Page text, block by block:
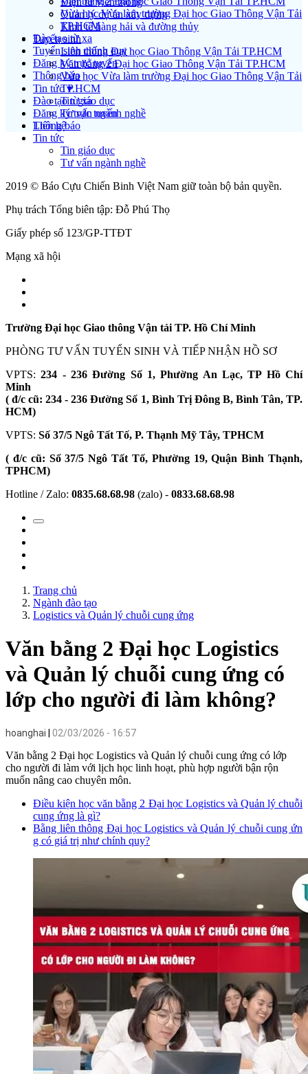
Vừa học Vừa làm trường Đại học Giao Thông Vận Tải
TP.HCM
Đào tạo từ xa
Tuyển sinh chính quy
Đăng ký trực tuyến
Thông báo
Tin tức ▾
Tin giáo dục
Tư vấn ngành nghề
Liên hệ
Quản lý dự án xây dựng
Kinh tế hàng hải và đường thủy
Tuyển sinh
Liên thông Đại học Giao Thông Vận Tải TP.HCM
Văn bằng 2 Đại học Giao Thông Vận Tải TP.HCM
Vừa học Vừa làm trường Đại học Giao Thông Vận Tải
TP.HCM
Đào tạo từ xa
Đăng ký trực tuyến
Thông báo
Tin tức
Tin giáo dục
Tư vấn ngành nghề
2019 © Báo Cựu Chiến Binh Việt Nam giữ toàn bộ bản quyền.
Phụ trách Tổng biên tập: Đỗ Phú Thọ
Giấy phép số 123/GP-TTĐT
Mạng xã hội
Trường Đại học Giao thông Vận tải TP. Hồ Chí Minh
PHÒNG TƯ VẤN TUYỂN SINH VÀ TIẾP NHẬN HỒ SƠ
VPTS:234 - 236 Đường Số 1, Phường An Lạc, TP Hồ Chí
Minh
( đ/c cũ: 234 - 236 Đường Số 1, Bình Trị Đông B, Bình Tân, TP.
HCM)
VPTS: Số 37/5 Ngô Tất Tố, P. Thạnh Mỹ Tây, TPHCM
( đ/c cũ: Số 37/5 Ngô Tất Tố, Phường 19, Quận Bình Thạnh,
TPHCM)
Hotline / Zalo: 0835.68.68.98 (zalo) - 0833.68.68.98
Trang chủ
Ngành đào tạo
Logistics và Quản lý chuỗi cung ứng
Văn bằng 2 Đại học Logistics
và Quản lý chuỗi cung ứng có
lớp cho người đi làm không?
hoanghai 02/03/2026 - 16:57
Văn bằng 2 Đại học Logistics và Quản lý chuỗi cung ứng có lớp
cho người đi làm với lịch học linh hoạt, phù hợp người bận rộn
muốn nâng cao chuyên môn.
Điều kiện học văn bằng 2 Đại học Logistics và Quản lý chuỗi
cung ứng là gì?
Bằng liên thông Đại học Logistics và Quản lý chuỗi cung ứn
g có giá trị như chính quy?